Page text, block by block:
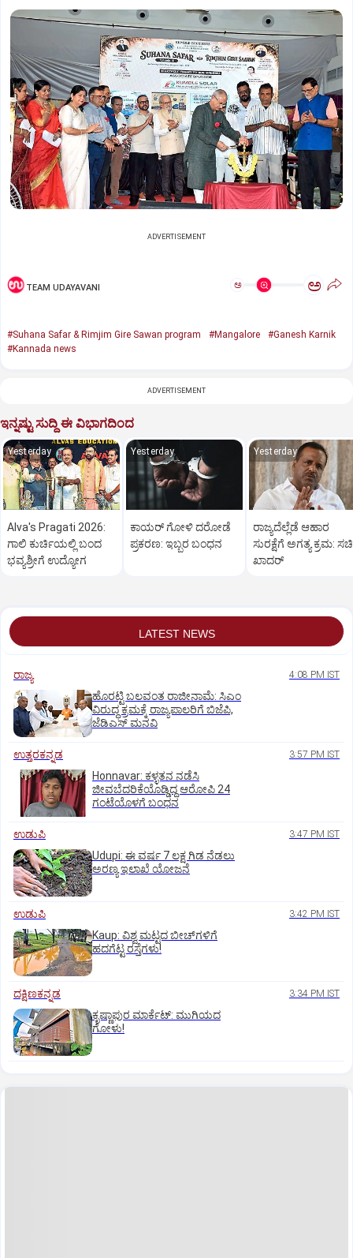
ADVERTISEMENT
TEAM UDAYAVANI ಅ ಅ
#Suhana Safar & Rimjim Gire Sawan program #Mangalore
#Ganesh Karnik
#Kannada news
ADVERTISEMENT
ಇನ್ನಷ್ಟು ಸುದ್ದಿ ಈ ವಿಭಾಗದಿಂದ
Yesterday
Alva's Pragati 2026:
ಗಾಲಿ ಕುರ್ಚಿಯಲ್ಲಿ ಬಂದ
ಭವ್ಯಶ್ರೀಗೆ ಉದ್ಯೋಗ
Yesterday
ಕಾಯರ್ ಗೋಳಿ ದರೋಡೆ
ಪ್ರಕರಣ: ಇಬ್ಬರ ಬಂಧನ
Yesterday
ರಾಜ್ಯದೆಲ್ಲೆಡೆ ಆಹಾರ
ಸುರಕ್ಷೆಗೆ ಅಗತ್ಯ ಕ್ರಮ:
ಖಾದರ್
LATEST NEWS
ರಾಜ್ಯ 4:08 PM IST
ಹೊರಟ್ಟಿ ಬಲವಂತ ರಾಜೀನಾಮೆ: ಸಿಎಂ
ವಿರುದ್ಧ ಕ್ರಮಕ್ಕೆ ರಾಜ್ಯಪಾಲರಿಗೆ ಬಿಜೆಪಿ,
ಜೆಡಿಎಸ್ ಮನವಿ
ಉತ್ತರಕನ್ನಡ 3:57 PM IST
Honnavar: ಕಳ್ಳತನ ನಡೆಸಿ
ಜೀವಬೆದರಿಕೆಯೊಡ್ಡಿದ್ದ ಆರೋಪಿ 24
ಗಂಟೆಯೊಳಗೆ ಬಂಧನ
ಉಡುಪಿ 3:47 PM IST
Udupi: ಈ ವರ್ಷ 7 ಲಕ್ಷ ಗಿಡ ನೆಡಲು
ಅರಣ್ಯ ಇಲಾಖೆ ಯೋಜನೆ
ಉಡುಪಿ 3:42 PM IST
Kaup: ವಿಶ್ವ ಮಟ್ಟದ ಬೀಚ್‌ಗಳಿಗೆ
ಹದಗೆಟ್ಟ ರಸ್ತೆಗಳು!
ದಕ್ಷಿಣಕನ್ನಡ 3:34 PM IST
ಕೃಷ್ಣಾಪುರ ಮಾರ್ಕೆಟ್‌: ಮುಗಿಯದ
ಗೋಳು!